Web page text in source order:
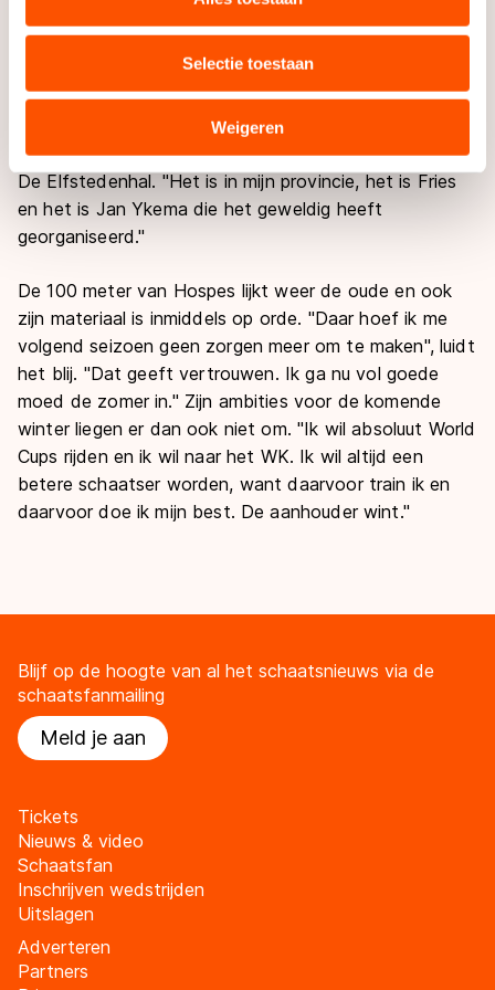
uw gebruik van onze site met onze partners voor social
combineren met andere gegevens die u aan hen heeft
verstrekt of die zij hebben verzameld via hun services.
Sommige partners kunnen gegevens doorgeven aan
landen buiten de EU, zoals de VS, waar mogelijk geen
adequaat beschermingsniveau geldt volgens de GDPR.
Door op ‘Toestaan’ te klikken, stemt u in met deze
overdracht. Meer informatie vindt u in ons
Selectie toestaan
Weigeren
allemaal wel een goed stuk, maar helaas steeds een
verschillend stuk. Het viel nog niet samen."
"Ik wilde deze gelegenheid met twee handen aan te
pakken", vervolgt hij over de feestelijke slotwedstrijd in
De Elfstedenhal. "Het is in mijn provincie, het is Fries
en het is Jan Ykema die het geweldig heeft
georganiseerd."
De 100 meter van Hospes lijkt weer de oude en ook
zijn materiaal is inmiddels op orde. "Daar hoef ik me
volgend seizoen geen zorgen meer om te maken", luidt
het blij. "Dat geeft vertrouwen. Ik ga nu vol goede
moed de zomer in." Zijn ambities voor de komende
winter liegen er dan ook niet om. "Ik wil absoluut World
Cups rijden en ik wil naar het WK. Ik wil altijd een
betere schaatser worden, want daarvoor train ik en
daarvoor doe ik mijn best. De aanhouder wint."
Blijf op de hoogte van al het schaatsnieuws via de
schaatsfanmailing
Meld je aan
Tickets
Nieuws & video
Schaatsfan
Inschrijven wedstrijden
Uitslagen
Adverteren
Partners